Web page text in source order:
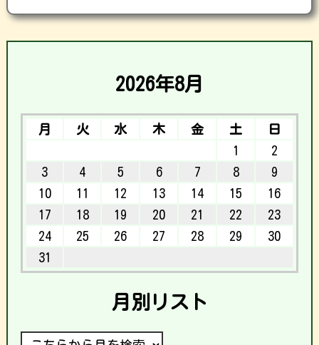
2026年8月
月 火 水 木 金 土
日
1
2
3
4 5 6 7 8
9
10
11 12 13 14 15
16
17
18 19 20 21 22
23
24
25 26 27 28 29
30
31
月別リスト